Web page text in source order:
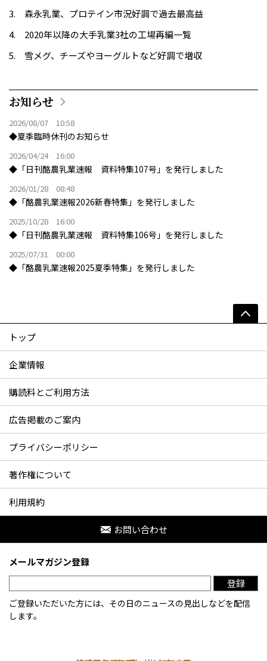
森永乳業、プロテイン市況好調で過去最高益
2020年以降の大手乳業3社の工場再編一覧
雪メグ、チーズやヨーグルトなど好調で増収
お知らせ
2026/08/07 10:58
◆夏季臨時休刊のお知らせ
2026/04/24 16:00
◆「日刊酪農乳業速報 資料特集107号」を発行しました
2026/01/28 08:48
◆「酪農乳業速報2026新春特集」を発行しました
2025/10/28 16:00
◆「日刊酪農乳業速報 資料特集106号」を発行しました
2025/07/31 00:00
◆「酪農乳業速報2025夏季特集」を発行しました
トップ
企業情報
購読料とご利用方法
広告掲載のご案内
プライバシーポリシー
著作権について
利用規約
お問い合わせ
メールマガジン登録
登録
ご登録いただいた方には、その日のニュースの見出しなどを配信
します。